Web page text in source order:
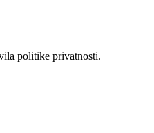
politike privatnosti.